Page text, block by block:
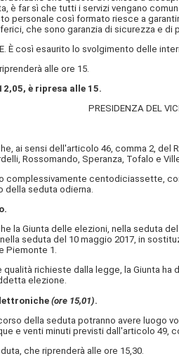
è far sì che tutti i servizi vengano
personale così formato riesce a
che sono garanzia di sicurezza e di
È così esaurito lo svolgimento delle
alle ore 15.
è ripresa alle 15.
PRESIDENZA DEL
ai sensi dell'articolo 46, comma 2,
Rossomando, Speranza, Tofalo e
complessivamente centodiciassette,
della seduta odierna.
la Giunta delle elezioni, nella seduta
seduta del 10 maggio 2017, in
Piemonte 1.
richieste dalla legge, la Giunta
elezione.
(ore 15,01).
corso della seduta potranno avere
e venti minuti previsti dall'articolo 49,
che riprenderà alle ore 15,30.